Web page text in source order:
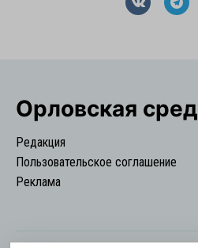
Орловская
Редакция
Пользовательское соглашение
Реклама